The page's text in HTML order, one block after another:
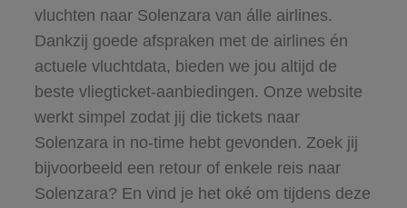
vluchten naar Solenzara van álle airlines.
Dankzij goede afspraken met de airlines én
actuele vluchtdata, bieden we jou altijd de
beste vliegticket-aanbiedingen. Onze website
werkt simpel zodat jij die tickets naar
Solenzara in no-time hebt gevonden. Zoek jij
bijvoorbeeld een retour of enkele reis naar
Solenzara? En vind je het oké om tijdens deze